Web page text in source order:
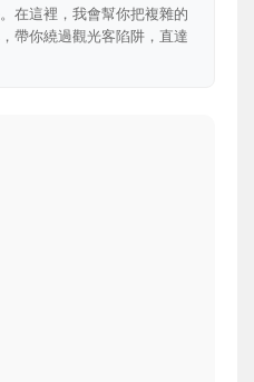
在這裡，我會幫你把複雜的
帶你繞過觀光客陷阱，直達